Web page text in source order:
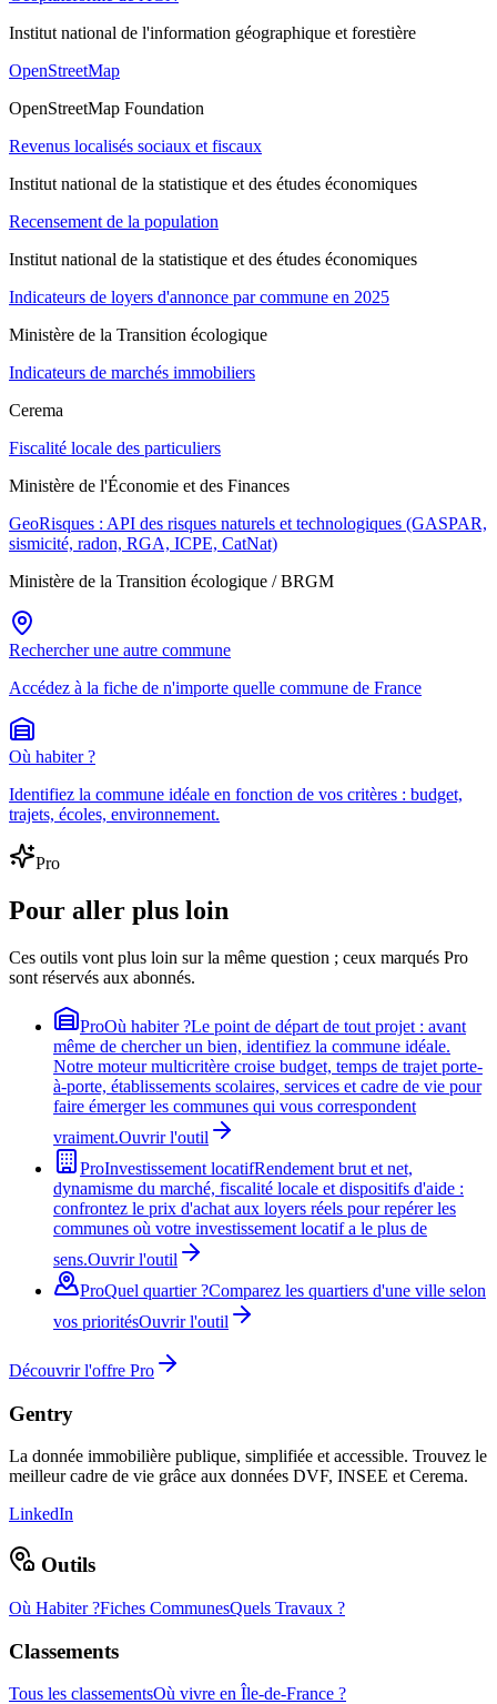
Institut national de l'information géographique et forestière
OpenStreetMap
OpenStreetMap Foundation
Revenus localisés sociaux et fiscaux
Institut national de la statistique et des études économiques
Recensement de la population
Institut national de la statistique et des études économiques
Indicateurs de loyers d'annonce par commune en 2025
Ministère de la Transition écologique
Indicateurs de marchés immobiliers
Cerema
Fiscalité locale des particuliers
Ministère de l'Économie et des Finances
GeoRisques : API des risques naturels et technologiques (GASPAR,
sismicité, radon, RGA, ICPE, CatNat)
Ministère de la Transition écologique / BRGM
Rechercher une autre commune
Accédez à la fiche de n'importe quelle commune de France
Où habiter ?
Identifiez la commune idéale en fonction de vos critères : budget,
trajets, écoles, environnement.
Pro
Pour aller plus loin
Ces outils vont plus loin sur la même question ; ceux marqués Pro
sont réservés aux abonnés.
ProOù habiter ?Le point de départ de tout projet : avant
même de chercher un bien, identifiez la commune idéale.
Notre moteur multicritère croise budget, temps de trajet porte-
à-porte, établissements scolaires, services et cadre de vie pour
faire émerger les communes qui vous correspondent
vraiment.Ouvrir l'outil
ProInvestissement locatifRendement brut et net,
dynamisme du marché, fiscalité locale et dispositifs d'aide :
confrontez le prix d'achat aux loyers réels pour repérer les
communes où votre investissement locatif a le plus de
sens.Ouvrir l'outil
ProQuel quartier ?Comparez les quartiers d'une ville selon
vos prioritésOuvrir l'outil
Découvrir l'offre Pro
Gentry
La donnée immobilière publique, simplifiée et accessible. Trouvez le
meilleur cadre de vie grâce aux données DVF, INSEE et Cerema.
LinkedIn
Outils
Où Habiter ?Fiches CommunesQuels Travaux ?
Classements
Tous les classementsOù vivre en Île-de-France ?